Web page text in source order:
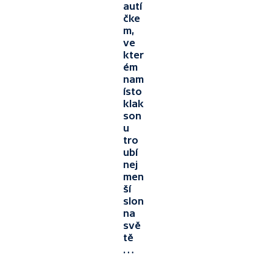
autí
čke
m,
ve
kter
ém
nam
ísto
klak
son
u
tro
ubí
nej
men
ší
slon
na
svě
tě
…